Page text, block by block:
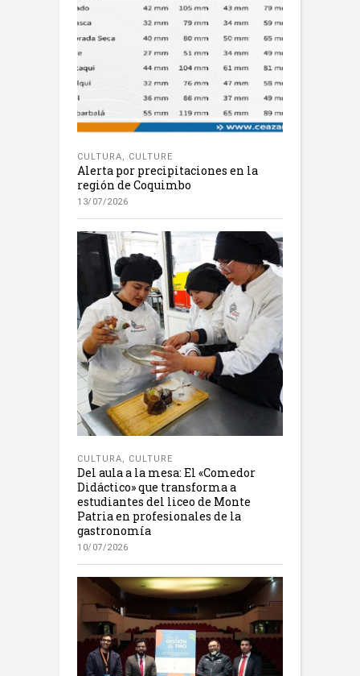
CULTURA, CULTURE
Alerta por precipitaciones en la
región de Coquimbo
13/07/2026
CULTURA, CULTURE
Del aula a la mesa: El «Comedor
Didáctico» que transforma a
estudiantes del liceo de Monte
Patria en profesionales de la
gastronomía
10/07/2026